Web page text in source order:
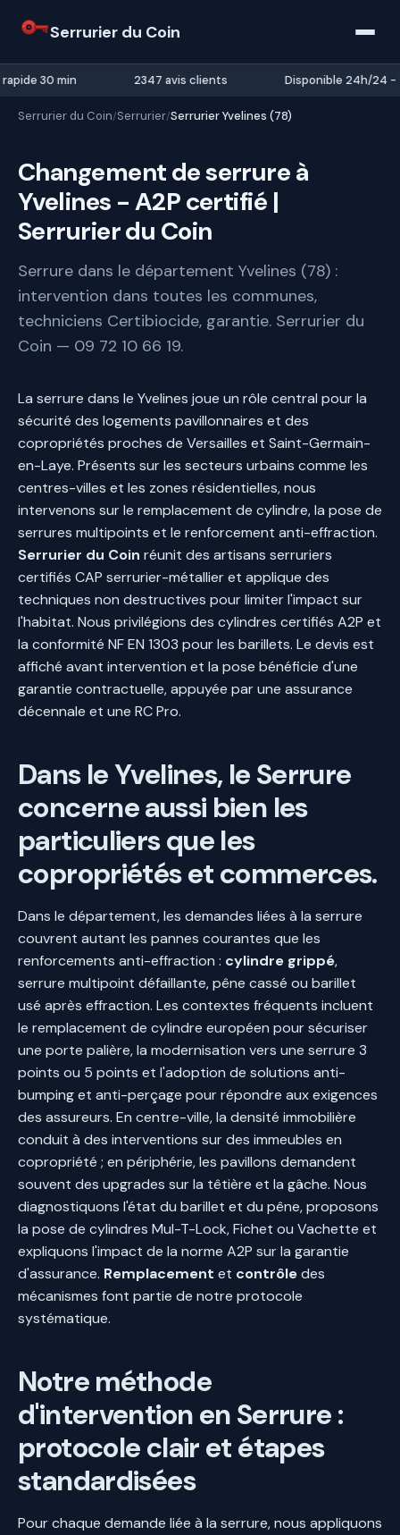
Serrurier du Coin
30 min 2347 avis clients Disponible 24h/24 -
Serrurier du Coin/Serrurier/Serrurier Yvelines (78)
Changement de serrure à
Yvelines - A2P certifié |
Serrurier du Coin
Serrure dans le département Yvelines (78) :
intervention dans toutes les communes,
techniciens Certibiocide, garantie. Serrurier du
Coin — 09 72 10 66 19.
La serrure dans le Yvelines joue un rôle central pour la
sécurité des logements pavillonnaires et des
copropriétés proches de Versailles et Saint-Germain-
en-Laye. Présents sur les secteurs urbains comme les
centres-villes et les zones résidentielles, nous
intervenons sur le remplacement de cylindre, la pose de
serrures multipoints et le renforcement anti-effraction.
Serrurier du Coin réunit des artisans serruriers
certifiés CAP serrurier-métallier et applique des
techniques non destructives pour limiter l'impact sur
l'habitat. Nous privilégions des cylindres certifiés A2P et
la conformité NF EN 1303 pour les barillets. Le devis est
affiché avant intervention et la pose bénéficie d'une
garantie contractuelle, appuyée par une assurance
décennale et une RC Pro.
Dans le Yvelines, le Serrure
concerne aussi bien les
particuliers que les
copropriétés et commerces.
Dans le département, les demandes liées à la serrure
couvrent autant les pannes courantes que les
renforcements anti-effraction : cylindre grippé,
serrure multipoint défaillante, pêne cassé ou barillet
usé après effraction. Les contextes fréquents incluent
le remplacement de cylindre européen pour sécuriser
une porte palière, la modernisation vers une serrure 3
points ou 5 points et l'adoption de solutions anti-
bumping et anti-perçage pour répondre aux exigences
des assureurs. En centre-ville, la densité immobilière
conduit à des interventions sur des immeubles en
copropriété ; en périphérie, les pavillons demandent
souvent des upgrades sur la têtière et la gâche. Nous
diagnostiquons l'état du barillet et du pêne, proposons
la pose de cylindres Mul-T-Lock, Fichet ou Vachette et
expliquons l'impact de la norme A2P sur la garantie
d'assurance. Remplacement et contrôledes
mécanismes font partie de notre protocole
systématique.
Notre méthode
d'intervention en Serrure :
protocole clair et étapes
standardisées
Pour chaque demande liée à la serrure, nous appliquons